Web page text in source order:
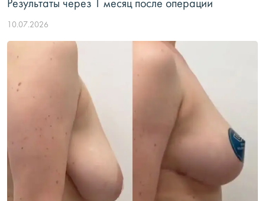
Результаты через 1 месяц после операции
10.07.2026